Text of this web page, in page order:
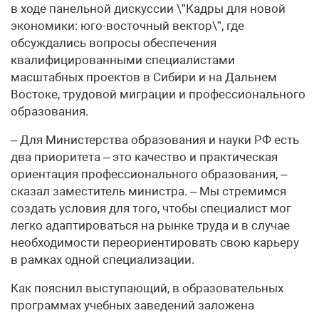
в ходе панельной дискуссии \”Кадры для новой
экономики: юго-восточный вектор\”, где
обсуждались вопросы обеспечения
квалифицированными специалистами
масштабных проектов в Сибири и на Дальнем
Востоке, трудовой миграции и профессионального
образования.
– Для Министерства образования и науки РФ есть
два приоритета – это качество и практическая
ориентация профессионального образования, –
сказал заместитель министра. – Мы стремимся
создать условия для того, чтобы специалист мог
легко адаптироваться на рынке труда и в случае
необходимости переориентировать свою карьеру
в рамках одной специализации.
Как пояснил выступающий, в образовательных
программах учебных заведений заложена